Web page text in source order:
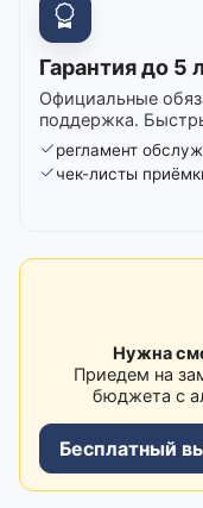
Гарантия до 5
Официальные
поддержка.
регламент
чек-листы
Нужна
Приедем на
бюджета с
Бесплатный